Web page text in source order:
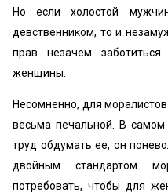
Но если холостой
девственником, то и
прав незачем
женщины.
Несомненно, для
весьма печальной. В самом
труд обдумать ее, он
двойным стандартом
потребовать, чтобы для